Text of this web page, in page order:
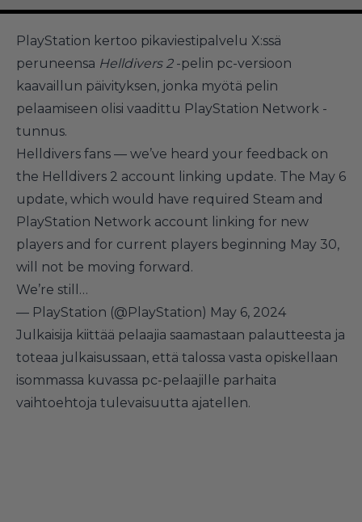
PlayStation kertoo pikaviestipalvelu X:ssä
peruneensa Helldivers 2-pelin pc-versioon
kaavaillun päivityksen, jonka myötä pelin
pelaamiseen olisi vaadittu PlayStation Network -
tunnus.
Helldivers fans — we’ve heard your feedback on
the Helldivers 2 account linking update. The May 6
update, which would have required Steam and
PlayStation Network account linking for new
players and for current players beginning May 30,
will not be moving forward.
We’re still…
— PlayStation (@PlayStation) May 6, 2024
Julkaisija kiittää pelaajia saamastaan palautteesta ja
toteaa julkaisussaan, että talossa vasta opiskellaan
isommassa kuvassa pc-pelaajille parhaita
vaihtoehtoja tulevaisuutta ajatellen.